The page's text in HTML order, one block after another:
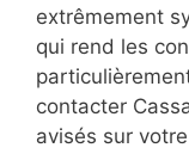
extrêmement
qui rend les
contacter
avisés sur